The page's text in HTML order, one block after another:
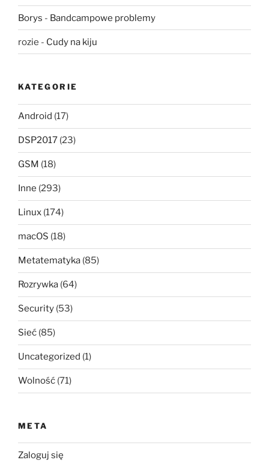
Borys - Bandcampowe problemy
rozie - Cudy na kiju
KATEGORIE
Android (17)
DSP2017 (23)
GSM (18)
Inne (293)
Linux (174)
macOS (18)
Metatematyka (85)
Rozrywka (64)
Security (53)
Sieć (85)
Uncategorized (1)
Wolność (71)
META
Zaloguj się